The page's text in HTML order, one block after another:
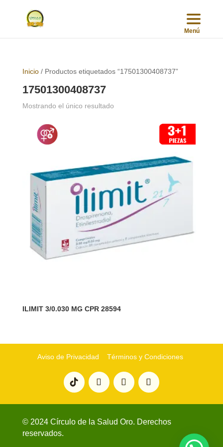
Inicio/ Productos etiquetados “17501300408737”
17501300408737
Mostrando el único resultado
ILIMIT 3/0.030 MG CPR 28594
Aviso de Privacidad Términos y Condiciones
© 2024 Círculo de la Salud Oro. Derechos
reservados.